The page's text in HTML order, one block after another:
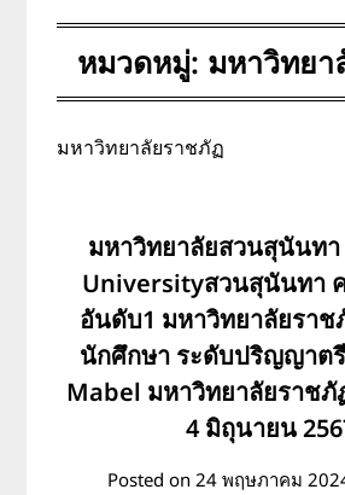
หมวดหมู่: มหาวิทย
มหาวิทยาลัยราชภัฏ
มหาวิทยาลัยสวนสุนันท
Universityสวนสุนันทา
อันดับ1 มหาวิทยาลัยราช
นักศึกษา ระดับปริญญาต
Mabel มหาวิทยาลัยราช
4 มิถุนายน
Posted on 24 พฤษภาคม